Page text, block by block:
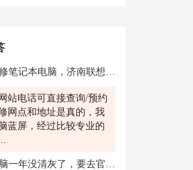
南联想的售后告诉我说在保期间不是人为的原因都是免费的。是真的吗？
站电话可直接查询/预约
网点和地址是真的，我
蓝屏，经过比较专业的
灰了，要去官方线下店里清灰吗，大概是什么价位啊？